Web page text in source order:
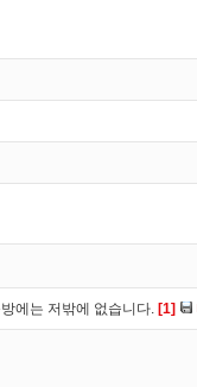
에는 저밖에 없습니다. [1]